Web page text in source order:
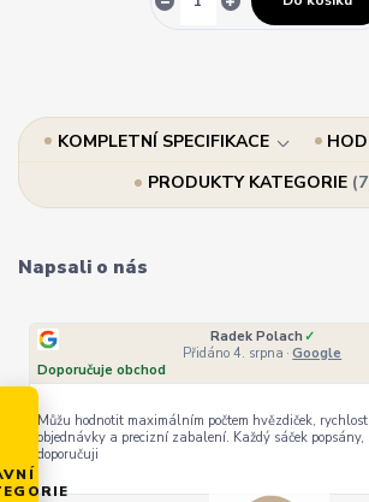
KOMPLETNÍ SPECIFIKACE
PRODUKTY KATEGORIE 7
Napsali o nás
Radek Polach ✓
Přidáno 4. srpna · Google
Doporučuje obchod
Můžu hodnotit maximálním počtem hvězdiček,
objednávky a precizní zabalení. Každý sáček popsány,
doporučuji